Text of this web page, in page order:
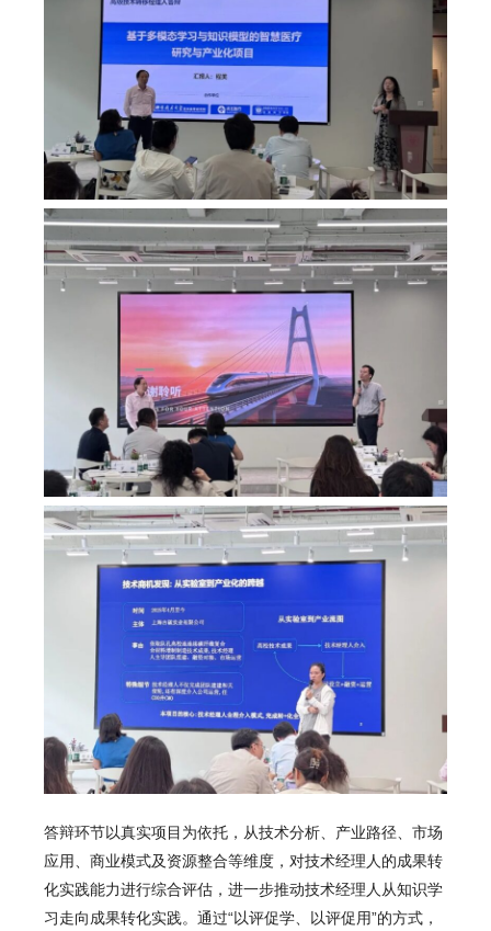
答辩环节以真实项目为依托，从技术分析、产业路径、市场
应用、商业模式及资源整合等维度，对技术经理人的成果转
化实践能力进行综合评估，进一步推动技术经理人从知识学
习走向成果转化实践。通过“以评促学、以评促用”的方式，